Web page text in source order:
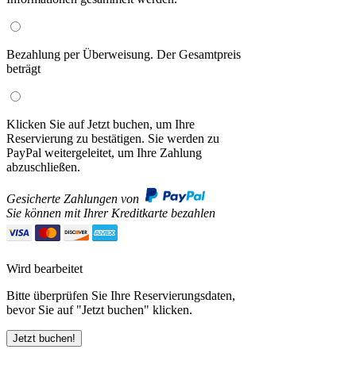
Bezahlung per Überweisung. Der Gesamtpreis
beträgt
Klicken Sie auf Jetzt buchen, um Ihre
Reservierung zu bestätigen. Sie werden zu
PayPal weitergeleitet, um Ihre Zahlung
abzuschließen.
Gesicherte Zahlungen von
Sie können mit Ihrer Kreditkarte bezahlen
Wird bearbeitet
Bitte überprüfen Sie Ihre Reservierungsdaten,
bevor Sie auf "Jetzt buchen" klicken.